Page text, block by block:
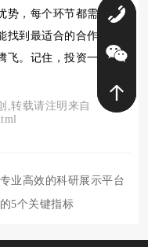
势，每个环节都需谨慎
到最适合的合作伙
飞。记住，投资一个好
,转载请注明来自
业高效的科研展示平台
5个关键指标